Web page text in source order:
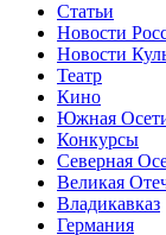
Статьи
Новости
Новости
Театр
Кино
Южная
Конкурсы
Северная
Великая
Владикавказ
Германия